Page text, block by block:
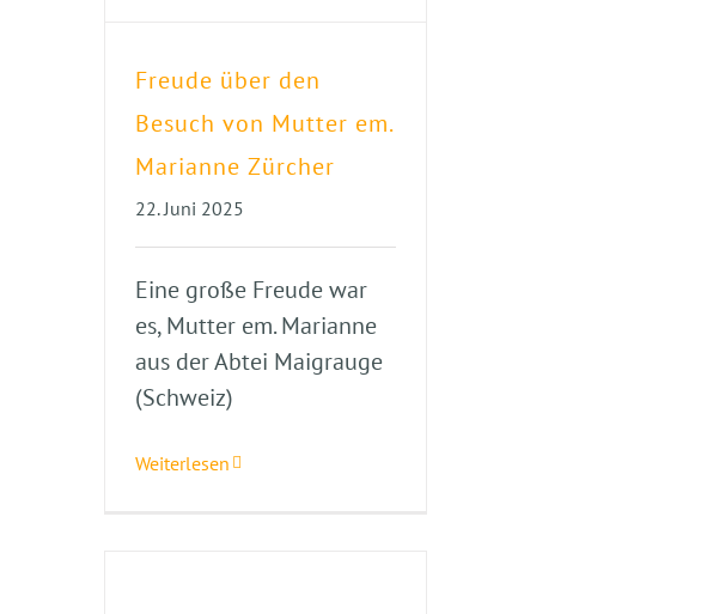
Freude über den
Besuch von Mutter em.
Marianne Zürcher
22. Juni 2025
Eine große Freude war
es, Mutter em. Marianne
aus der Abtei Maigrauge
(Schweiz)
Weiterlesen